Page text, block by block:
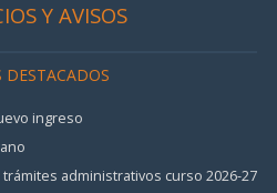
Y AVISOS
DESTACADOS
ingreso
administrativos curso 2026-27